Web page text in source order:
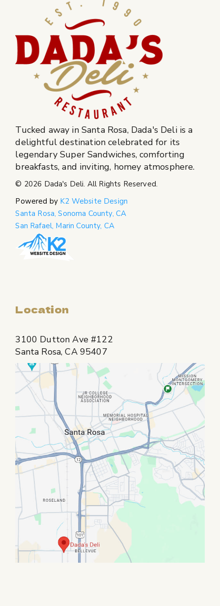
Tucked away in Santa Rosa, Dada's Deli is a
delightful destination celebrated for its
legendary Super Sandwiches, comforting
breakfasts, and inviting, homey atmosphere.
© 2026 Dada's Deli. All Rights Reserved.
Powered by K2 Website Design
Santa Rosa, Sonoma County, CA
San Rafael, Marin County, CA
Location
3100 Dutton Ave #122
Santa Rosa, CA 95407